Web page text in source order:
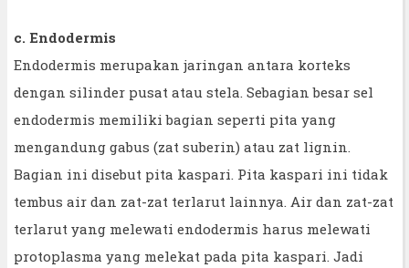
c. Endodermis
Endodermis merupakan jaringan antara korteks
dengan silinder pusat atau stela. Sebagian besar sel
endodermis memiliki bagian seperti pita yang
mengandung gabus (zat suberin) atau zat lignin.
Bagian ini disebut pita kaspari. Pita kaspari ini tidak
tembus air dan zat-zat terlarut lainnya. Air dan zat-zat
terlarut yang melewati endodermis harus melewati
protoplasma yang melekat pada pita kaspari. Jadi